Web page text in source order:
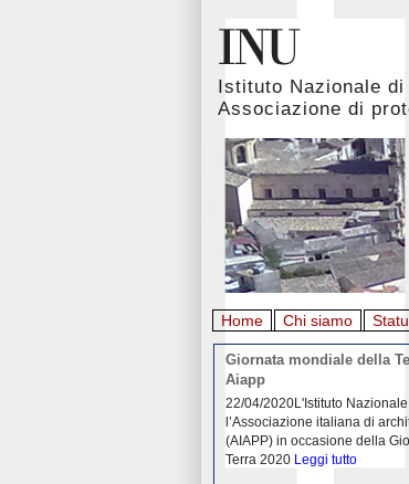
Istituto Nazionale
Associazione di
Home Chi siamo
Giornata mondiale della
Aiapp
22/04/2020L'Istituto
l’Associazione italiana di
(AIAPP) in occasione della
Terra 2020 Leggi tutto